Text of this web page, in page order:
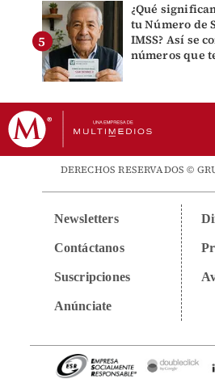
¿Qué
tu Número de
IMSS? Así se
números que
DERECHOS RESERVADOS ©
Newsletters
Contáctanos
Suscripciones
Anúnciate